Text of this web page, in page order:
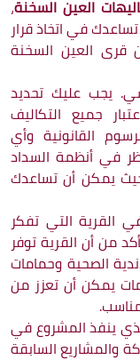
العين السخنة،
في اتخاذ قرار
قرى العين السخنة
يجب عليك تحديد
جميع التكاليف
القانونية وأي
في أنظمة السداد
يمكن أن تساعدك
القرية التي تفكر
من أن القرية توفر
الصحية وحمامات
يمكن أن تعزز من
ينفذ المشروع في
والمشاريع السابقة